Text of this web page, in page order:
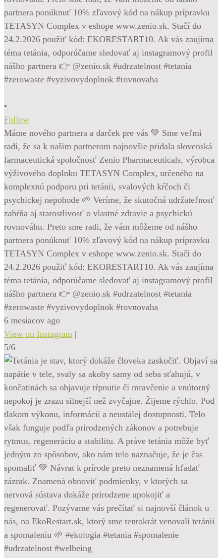
•
Follow
Máme nového partnera a darček pre vás 💚 Sme veľmi
radi, že sa k našim partnerom najnovšie pridala slovenská
farmaceutická spoločnosť Zenio Pharmaceuticals, výrobca
výživového doplnku TETASYN Complex, určeného na
komplexnú podporu pri tetánii, svalových kŕčoch či
psychickej nepohode 🌱 Veríme, že skutočná udržateľnosť
zahŕňa aj starostlivosť o vlastné zdravie a psychickú
rovnováhu. Preto sme radi, že vám môžeme od nášho
partnera ponúknuť 10% zľavový kód na nákup prípravku
TETASYN Complex v eshope www.zenio.sk. Stačí do
24.2.2026 použiť kód: EKORESTART10. Ak vás zaujíma
téma tetánia, odporúčame sledovať aj instagramový profil
nášho partnera 👉 @zenio.sk #udrzatelnost #tetania
#zerowaste #vyzivovydoplnok #rovnovaha
6 mesiacov ago
View on Instagram |
5/6